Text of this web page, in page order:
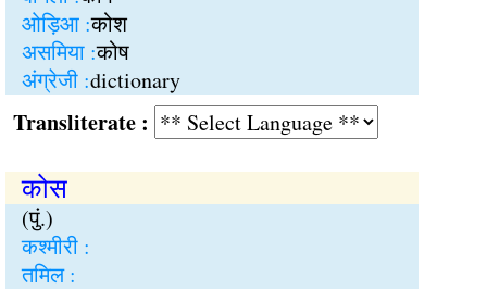
ओड़िआ :कोश
असमिया :कोष
अंग्रेजी :dictionary
:
कोस
(पुं.)
कश्मीरी :
तमिल :